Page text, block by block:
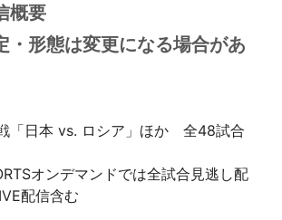
概要
・形態は変更になる場合があ
戦「日本 vs. ロシア」ほか 全48試合
オンデマンドでは全試合見逃し配
配信含む